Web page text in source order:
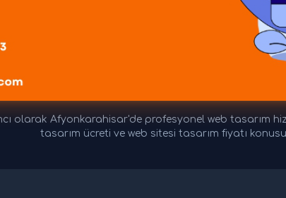
olarak Afyonkarahisar'de profesyonel web tasarım
tasarım ücreti ve web sitesi tasarım fiyatı